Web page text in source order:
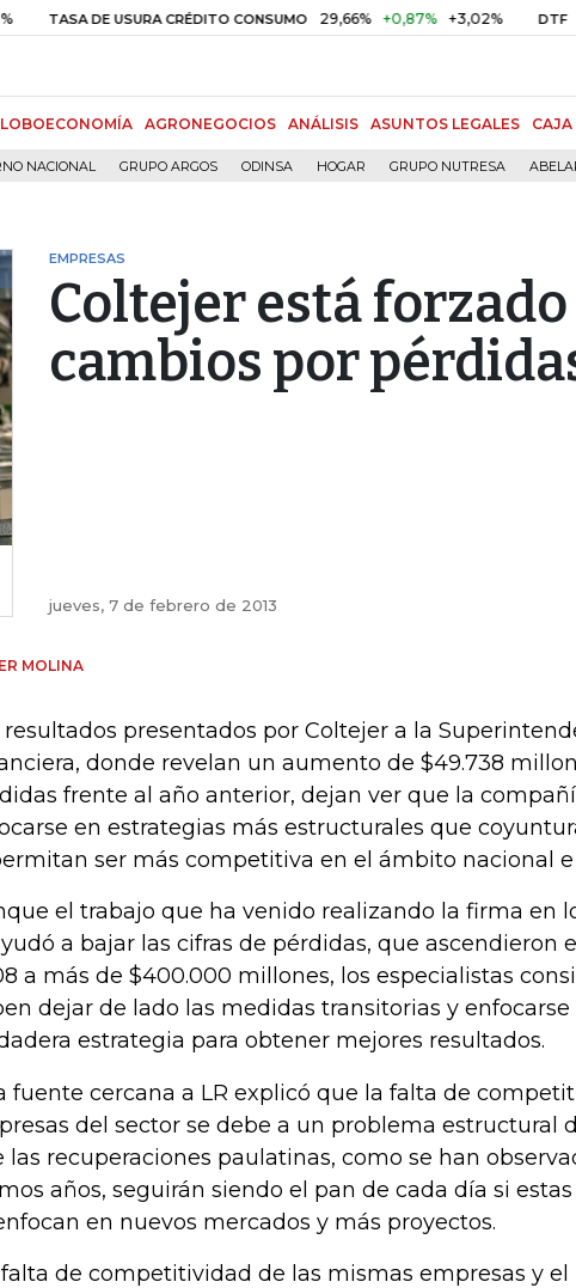
DE USURA CRÉDITO CONSUMO 29,66% +0,87% +3,02% DTF 10,34%
AGRONEGOCIOS ANÁLISIS ASUNTOS LEGALES CAJA
NACIONAL GRUPO ARGOS ODINSA HOGAR GRUPO NUTRESA
EMPRESAS
Coltejer está
cambios por
jueves, 7 de febrero de 2013
MOLINA
resultados presentados por Coltejer a la
donde revelan un aumento de $49.738
frente al año anterior, dejan ver que la
en estrategias más estructurales que
ser más competitiva en el ámbito nacional
el trabajo que ha venido realizando la firma en
a bajar las cifras de pérdidas, que ascendieron
a más de $400.000 millones, los especialistas
dejar de lado las medidas transitorias y enfocarse
estrategia para obtener mejores resultados.
fuente cercana a LR explicó que la falta de
del sector se debe a un problema estructural
las recuperaciones paulatinas, como se han
años, seguirán siendo el pan de cada día si
en nuevos mercados y más proyectos.
falta de competitividad de las mismas empresas y el